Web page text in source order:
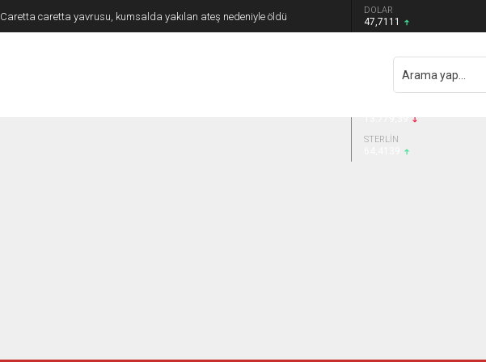
Caretta caretta yavrusu, kumsalda yakılan ateş nedeniyle öldü DOLAR
47,7111
55,1881
GRAM ALTIN
STERLİN